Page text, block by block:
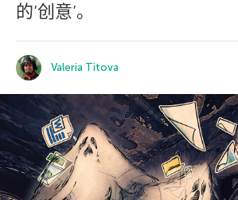
的’创意’。
Valeria Titova